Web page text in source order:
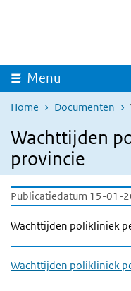
Overslaan en naar de
Menu
Home Documenten
Wachttijden
provincie
Publicatiedatum 15-01-
Wachttijden polikliniek
Wachttijden polikliniek